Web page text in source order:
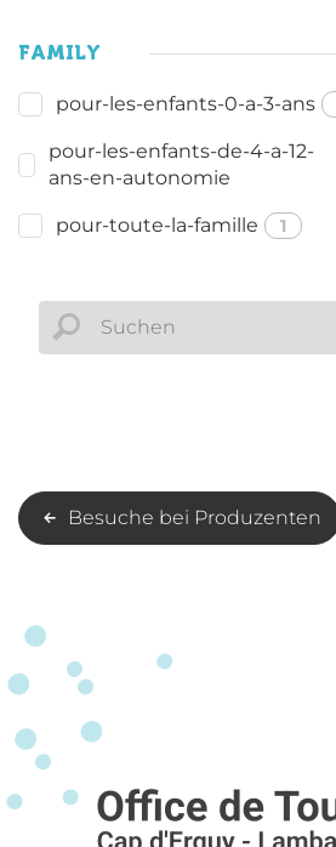
FAMILY
pour-les-enfants-0-a-3-ans
pour-les-enfants-de-4-a-12-
ans-en-autonomie
pour-toute-la-famille 1
Besuche bei Produzenten